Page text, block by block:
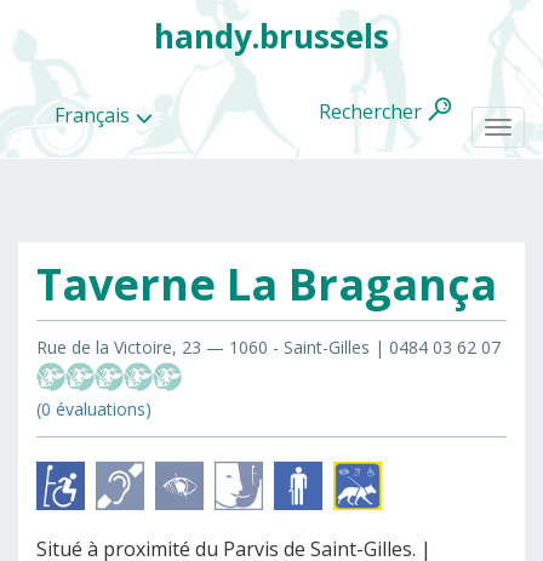
Français
handy.brussels
Rechercher
Taverne La Bragança
Rue de la Victoire, 23 — 1060 - Saint-Gilles | 0484 03 62 07
(0 évaluations)
Situé à proximité du Parvis de Saint-Gilles. |
Toutes
les
categories